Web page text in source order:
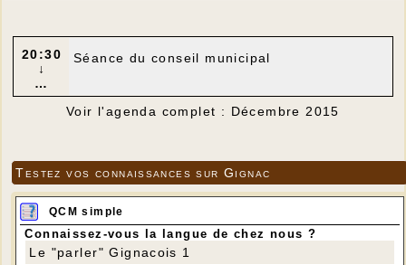
20:30
↓
…
Séance du conseil municipal
Voir l'agenda complet : Décembre 2015
Testez vos connaissances sur Gignac
QCM simple
Connaissez-vous la langue de chez nous ?
Le "parler" Gignacois 1